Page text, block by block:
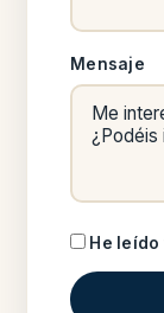
Mensaje
He